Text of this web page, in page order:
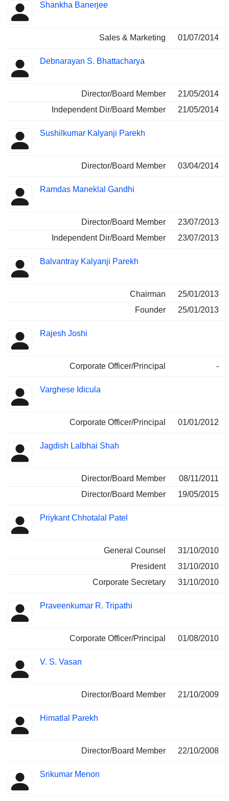
Shankha Banerjee
Sales & Marketing 01/07/2014
Debnarayan S. Bhattacharya
Director/Board Member
21/05/2014
Independent Dir/Board Member
21/05/2014
Sushilkumar Kalyanji Parekh
Director/Board Member 03/04/2014
Ramdas Maneklal Gandhi
Director/Board Member
23/07/2013
Independent Dir/Board Member
23/07/2013
Balvantray Kalyanji Parekh
Chairman
25/01/2013
Founder
25/01/2013
Rajesh Joshi
Corporate Officer/Principal -
Varghese Idicula
Corporate Officer/Principal 01/01/2012
Jagdish Lalbhai Shah
Director/Board Member
08/11/2011
Director/Board Member
19/05/2015
Priykant Chhotalal Patel
General Counsel
31/10/2010
President
31/10/2010
Corporate Secretary
31/10/2010
Praveenkumar R. Tripathi
Corporate Officer/Principal 01/08/2010
V. S. Vasan
Director/Board Member 21/10/2009
Himatlal Parekh
Director/Board Member 22/10/2008
Srikumar Menon